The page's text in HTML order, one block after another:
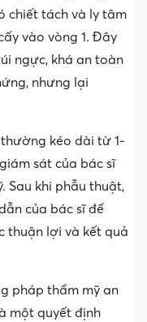
chiết tách và ly tâm
vào vòng 1. Đây
ngực, khá an toàn
nhưng lại
kéo dài từ 1-
sát của bác sĩ
Sau khi phẫu thuật,
của bác sĩ để
thuận lợi và kết quả
pháp thẩm mỹ an
một quyết định